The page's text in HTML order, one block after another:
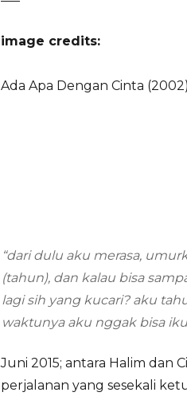
image credits:
Ada Apa Dengan Cinta
“dari dulu aku merasa,
(tahun), dan kalau bisa
lagi sih yang kucari? aku
waktunya aku nggak bisa
Juni 2015; antara Halim dan
perjalanan yang sesekali